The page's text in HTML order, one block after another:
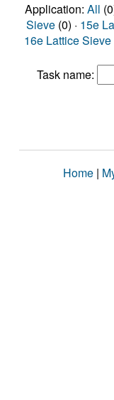
Application: All
Sieve (0) · 15e
16e Lattice
Task name:
Home |